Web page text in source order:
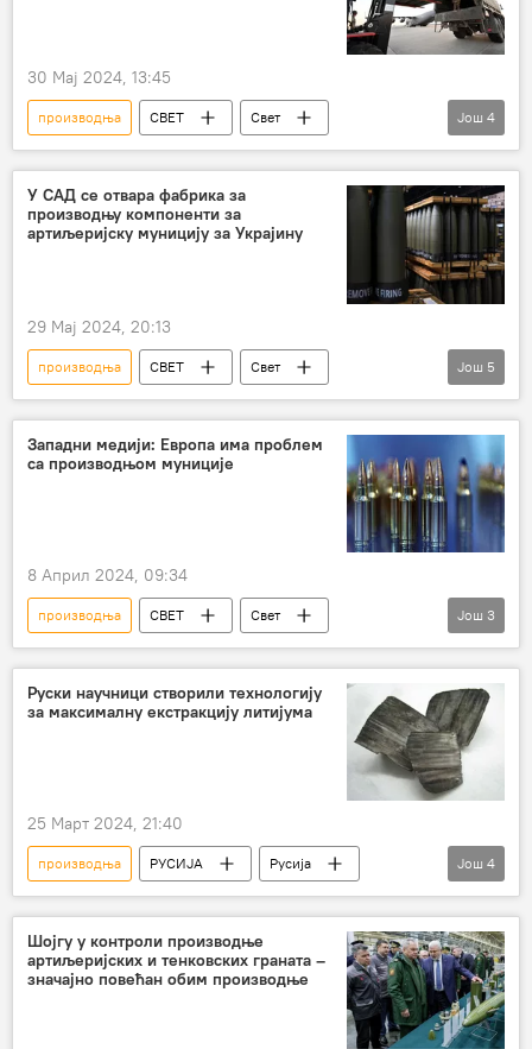
30 Мај 2024, 13:45
производња СВЕТ
Свет
Специјална војна операција у Украјини – вести
САД
Украјина
Још 4
У САД се отвара фабрика за
производњу компоненти за
артиљеријску муницију за Украјину
29 Мај 2024, 20:13
производња СВЕТ
Свет
Специјална војна операција у Украјини – вести
Украјина
САД
муниција
артиљерија
Још 5
Западни медији: Европа има проблем
са производњом муниције
8 Април 2024, 09:34
производња СВЕТ
Свет
Европа
оружје
муниција
војна индустрија
Још 3
Руски научници створили технологију
за максималну екстракцију литијума
25 Март 2024, 21:40
производња РУСИЈА
Русија
налазиште
литијум
производња
Енергетика
Још 4
Шојгу у контроли производње
артиљеријских и тенковских граната –
значајно повећан обим производње